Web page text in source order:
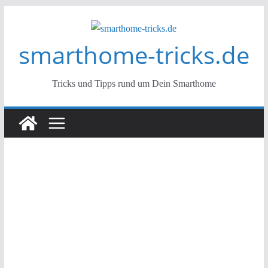
smarthome-tricks.de
Tricks und Tipps rund um Dein Smarthome